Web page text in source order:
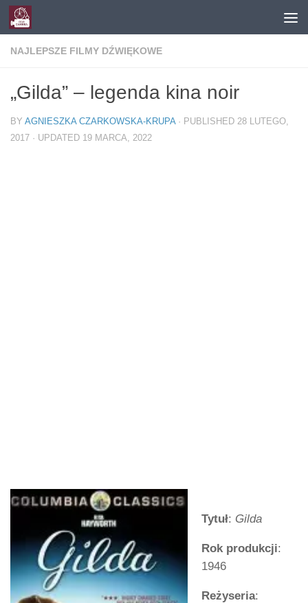
Skip to content
NAJLEPSZE FILMY DŹWIĘKOWE
„Gilda” – legenda kina noir
BY AGNIESZKA CZARKOWSKA-KRUPA · PUBLISHED 28 LUTEGO,
2017 · UPDATED 19 MARCA, 2022
Tytuł: Gilda
Rok produkcji:
1946
Reżyseria: